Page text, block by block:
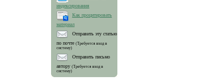
индексирования
Как процитировать
материал
Отправить эту статью
по почте (Требуется вход в
систему)
Отправить письмо
автору (Требуется вход в
систему)